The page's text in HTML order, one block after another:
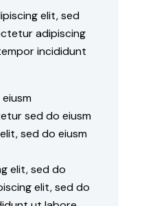
elit, sed
adipiscing
incididunt
sed do eiusm
sed do eiusm
elit, sed do
elit, sed do